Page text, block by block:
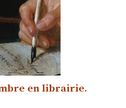
en librairie.